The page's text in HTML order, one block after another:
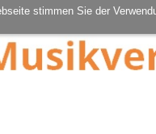
stimmen Sie der